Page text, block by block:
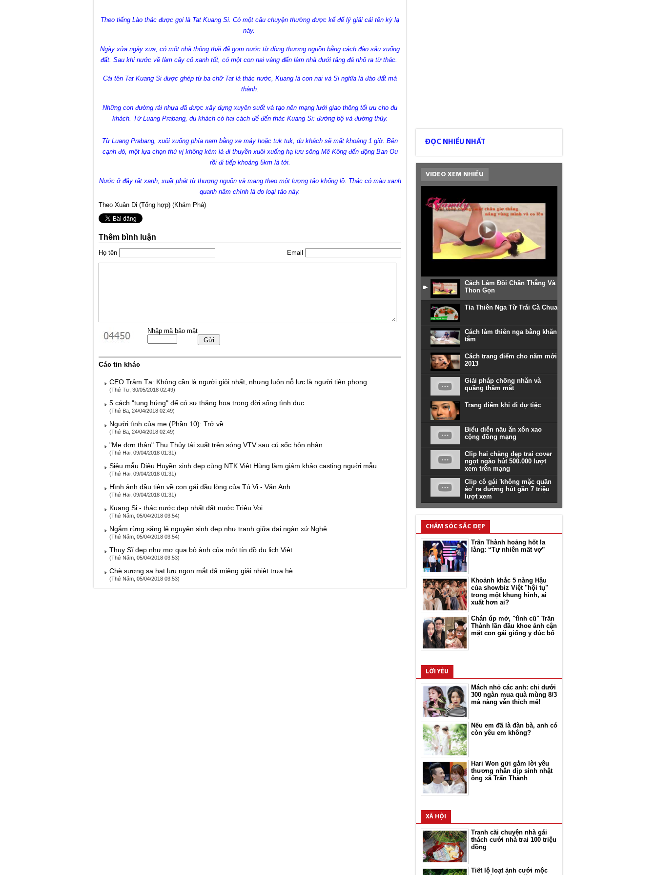
Theo tiếng Lào thác được gọi là Tat Kuang Si. Có một câu chuyện thường được kể để lý giải cái tên kỳ lạ
này.
Ngày xửa ngày xưa, có một nhà thông thái đã gom nước từ dòng thượng nguồn bằng cách đào sâu xuống
đất. Sau khi nước về làm cây cỏ xanh tốt, có một con nai vàng đến làm nhà dưới tảng đá nhô ra từ thác.
Cái tên Tat Kuang Si được ghép từ ba chữ Tat là thác nước, Kuang là con nai và Si nghĩa là đào đất mà
thành.
Những con đường rải nhựa đã được xây dựng xuyên suốt và tạo nên mạng lưới giao thông tối ưu cho du
khách. Từ Luang Prabang, du khách có hai cách để đến thác Kuang Si: đường bộ và đường thủy.
Từ Luang Prabang, xuôi xuống phía nam bằng xe máy hoặc tuk tuk, du khách sẽ mất khoảng 1 giờ. Bên
cạnh đó, một lựa chọn thú vị không kém là đi thuyền xuôi xuống hạ lưu sông Mê Kông đến động Ban Ou
rồi đi tiếp khoảng 5km là tới.
Nước ở đây rất xanh, xuất phát từ thượng nguồn và mang theo một lượng tảo khổng lồ. Thác có màu xanh
quanh năm chính là do loại tảo này.
Theo Xuân Di (Tổng hợp) (Khám Phá)
Thêm bình luận
Họ tên Email
Nhập mã bảo mật
Các tin khác
CEO Trâm Tạ: Không cần là người giỏi nhất, nhưng luôn nỗ lực là người tiên phong
(Thứ Tư, 30/05/2018 02:49)
5 cách "tung hứng" để có sự thăng hoa trong đời sống tình dục
(Thứ Ba, 24/04/2018 02:49)
Người tình của mẹ (Phần 10): Trở về
(Thứ Ba, 24/04/2018 02:49)
"Mẹ đơn thân" Thu Thủy tái xuất trên sóng VTV sau cú sốc hôn nhân
(Thứ Hai, 09/04/2018 01:31)
Siêu mẫu Diệu Huyền xinh đẹp cùng NTK Việt Hùng làm giám khảo casting người mẫu
(Thứ Hai, 09/04/2018 01:31)
Hình ảnh đầu tiên về con gái đầu lòng của Tú Vi - Văn Anh
(Thứ Hai, 09/04/2018 01:31)
Kuang Si - thác nước đẹp nhất đất nước Triệu Voi
(Thứ Năm, 05/04/2018 03:54)
Ngắm rừng săng lẻ nguyên sinh đẹp như tranh giữa đại ngàn xứ Nghệ
(Thứ Năm, 05/04/2018 03:54)
Thụy Sĩ đẹp như mơ qua bộ ảnh của một tín đồ du lịch Việt
(Thứ Năm, 05/04/2018 03:53)
Chè sương sa hạt lựu ngon mắt đã miệng giải nhiệt trưa hè
(Thứ Năm, 05/04/2018 03:53)
ĐỌC NHIỀU NHẤT
VIDEO XEM NHIỀU
Cách Làm Đôi Chân Thẳng Và
Thon Gọn
Tỉa Thiên Nga Từ Trái Cà Chua
Cách làm thiên nga bằng khăn
tắm
Cách trang điểm cho năm mới
2013
Giải pháp chống nhăn và
quầng thâm mắt
Trang điểm khi đi dự tiệc
Biểu diễn nấu ăn xôn xao
cộng đồng mạng
Clip hai chàng đẹp trai cover
ngọt ngào hút 500.000 lượt
xem trên mạng
Clip cô gái 'không mặc quần
áo' ra đường hút gần 7 triệu
lượt xem
CHĂM SÓC SẮC ĐẸP
Trấn Thành hoảng hốt la
làng: “Tự nhiên mất vợ”
Khoảnh khắc 5 nàng Hậu
của showbiz Việt "hội tụ"
trong một khung hình, ai
xuất hơn ai?
Chán úp mở, "tình cũ" Trấn
Thành lần đầu khoe ảnh cận
mặt con gái giống y đúc bố
LỜI YÊU
Mách nhỏ các anh: chi dưới
300 ngàn mua quà mùng 8/3
mà nàng vẫn thích mê!
Nếu em đã là đàn bà, anh có
còn yêu em không?
Hari Won gửi gắm lời yêu
thương nhân dịp sinh nhật
ông xã Trấn Thành
XÃ HỘI
Tranh cãi chuyện nhà gái
thách cưới nhà trai 100 triệu
đồng
Tiết lộ loạt ảnh cưới mộc